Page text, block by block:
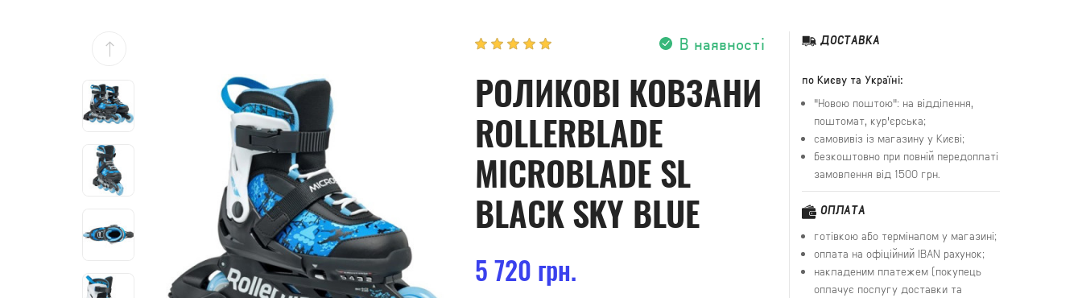
В наявності
РОЛИКОВІ КОВЗАНИ
ROLLERBLADE
MICROBLADE SL
BLACK SKY BLUE
5 720 грн.
ДОСТАВКА
по Києву та Україні:
"Новою поштою": на відділення,
поштомат, кур'єрська;
самовивіз із магазину у Києві;
безкоштовно при повній передоплаті
замовлення від 1500 грн.
ОПЛАТА
готівкою або терміналом у магазині;
оплата на офіційний IBAN рахунок;
накладеним платежем (покупець
оплачує послугу доставки та